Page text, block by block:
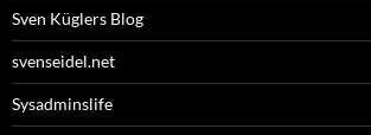
Sven Küglers Blog
svenseidel.net
Sysadminslife